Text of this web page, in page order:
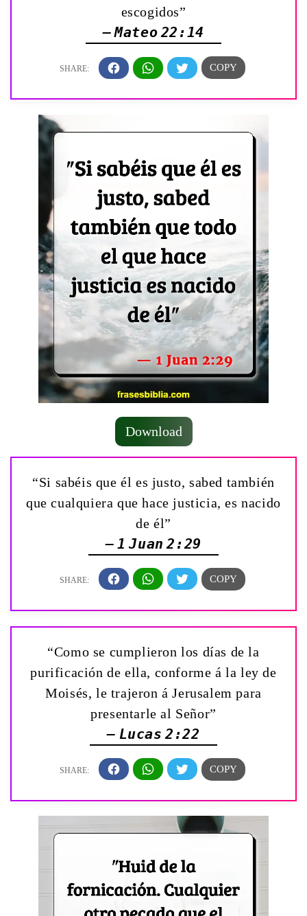
escogidos”
— Mateo 22:14
Download
“Si sabéis que él es justo, sabed también
que cualquiera que hace justicia, es nacido
de él”
— 1 Juan 2:29
“Como se cumplieron los días de la
purificación de ella, conforme á la ley de
Moisés, le trajeron á Jerusalem para
presentarle al Señor”
— Lucas 2:22